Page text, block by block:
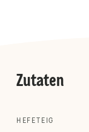
Zutaten
HEFETEIG